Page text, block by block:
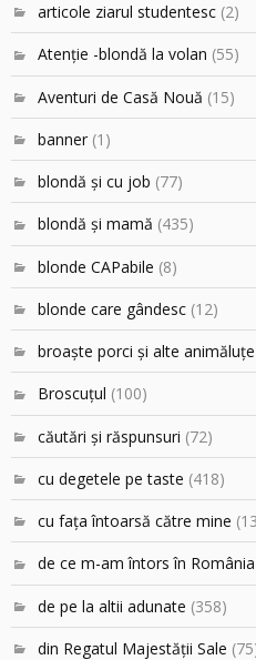
articole ziarul studentesc (2)
Atenţie -blondă la volan (55)
Aventuri de Casă Nouă (15)
banner (1)
blondă şi cu job (77)
blondă şi mamă (435)
blonde CAPabile (8)
blonde care gândesc (12)
broaşte porci şi alte
Broscuțul (100)
căutări şi răspunsuri (72)
cu degetele pe taste (418)
cu faţa întoarsă către mine
de ce m-am întors în România
de pe la altii adunate (358)
din Regatul Majestăţii Sale